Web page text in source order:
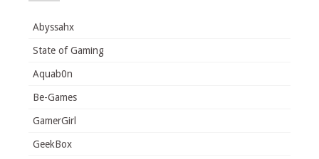
Abyssahx
State of Gaming
Aquab0n
Be-Games
GamerGirl
GeekBox